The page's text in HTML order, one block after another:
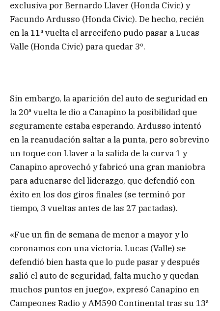
exclusiva por Bernardo Llaver (Honda Civic) y
Facundo Ardusso (Honda Civic). De hecho, recién
en la 11ª vuelta el arrecifeño pudo pasar a Lucas
Valle (Honda Civic) para quedar 3º.
Sin embargo, la aparición del auto de seguridad en
la 20ª vuelta le dio a Canapino la posibilidad que
seguramente estaba esperando. Ardusso intentó
en la reanudación saltar a la punta, pero sobrevino
un toque con Llaver a la salida de la curva 1 y
Canapino aprovechó y fabricó una gran maniobra
para adueñarse del liderazgo, que defendió con
éxito en los dos giros finales (se terminó por
tiempo, 3 vueltas antes de las 27 pactadas).
«Fue un fin de semana de menor a mayor y lo
coronamos con una victoria. Lucas (Valle) se
defendió bien hasta que lo pude pasar y después
salió el auto de seguridad, falta mucho y quedan
muchos puntos en juego», expresó Canapino en
Campeones Radio y AM590 Continental tras su 13ª